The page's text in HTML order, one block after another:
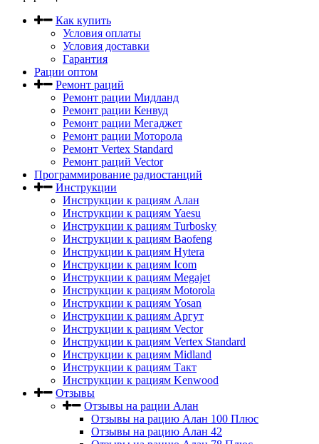
Как купить
Условия оплаты
Условия доставки
Гарантия
Рации оптом
Ремонт раций
Ремонт рации Мидланд
Ремонт рации Кенвуд
Ремонт рации Мегаджет
Ремонт рации Моторола
Ремонт Vertex Standard
Ремонт раций Vector
Программирование радиостанций
Инструкции
Инструкции к рациям Алан
Инструкции к рациям Yaesu
Инструкции к рациям Turbosky
Инструкции к рациям Baofeng
Инструкции к рациям Hytera
Инструкции к рациям Icom
Инструкции к рациям Megajet
Инструкции к рациям Motorola
Инструкции к рациям Yosan
Инструкции к рациям Аргут
Инструкции к рациям Vector
Инструкции к рациям Vertex Standard
Инструкции к рациям Midland
Инструкции к рациям Такт
Инструкции к рациям Kenwood
Отзывы
Отзывы на рации Алан
Отзывы на рацию Алан 100 Плюс
Отзывы на рацию Алан 42